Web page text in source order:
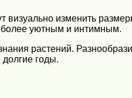
визуально изменить
более уютным и интимным.
растений.
долгие годы.